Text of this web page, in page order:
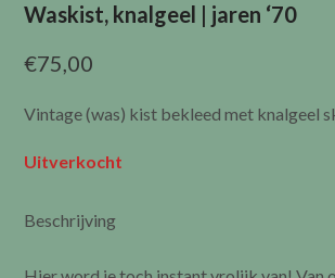
Waskist, knalgeel | jaren ‘70
€75,00
Vintage (was) kist bekleed met knalgeel
Uitverkocht
Beschrijving